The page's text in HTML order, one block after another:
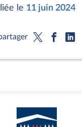
le 11 juin 2024